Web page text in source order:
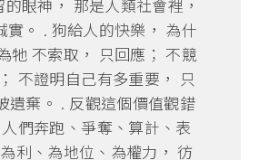
眼神， 那是人類社會裡，
實。 . 狗給人的快樂， 為什
牠 不索取， 只回應； 不競
不證明自己有多重要， 只
遺棄。 . 反觀這個價值觀錯
們奔跑、爭奪、算計、表
利、為地位、為權力， 彷